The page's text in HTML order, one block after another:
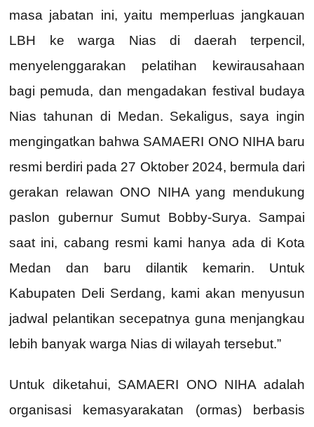
masa jabatan ini, yaitu memperluas jangkauan
LBH ke warga Nias di daerah terpencil,
menyelenggarakan pelatihan kewirausahaan
bagi pemuda, dan mengadakan festival budaya
Nias tahunan di Medan. Sekaligus, saya ingin
mengingatkan bahwa SAMAERI ONO NIHA baru
resmi berdiri pada 27 Oktober 2024, bermula dari
gerakan relawan ONO NIHA yang mendukung
paslon gubernur Sumut Bobby-Surya. Sampai
saat ini, cabang resmi kami hanya ada di Kota
Medan dan baru dilantik kemarin. Untuk
Kabupaten Deli Serdang, kami akan menyusun
jadwal pelantikan secepatnya guna menjangkau
lebih banyak warga Nias di wilayah tersebut.”
Untuk diketahui, SAMAERI ONO NIHA adalah
organisasi kemasyarakatan (ormas) berbasis